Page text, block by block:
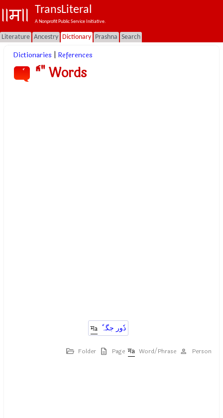
TransLiteral
A Nonprofit Public Service Initiative.
Literature Ancestry Dictionary Prashna Search
Dictionaries References
"ٗ" Words
ٗدٗور جگہ
Folder Page Word/Phrase Person